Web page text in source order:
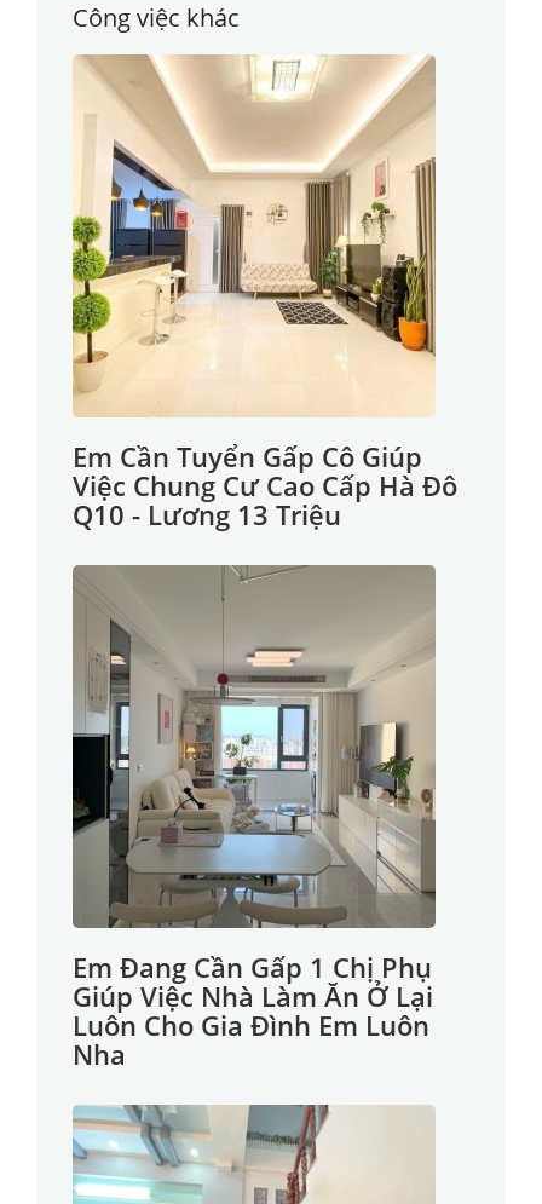
Công việc khác
Em Cần Tuyển Gấp Cô Giúp
Việc Chung Cư Cao Cấp Hà Đô
Q10 - Lương 13 Triệu
Em Đang Cần Gấp 1 Chị Phụ
Giúp Việc Nhà Làm Ăn Ở Lại
Luôn Cho Gia Đình Em Luôn
Nha